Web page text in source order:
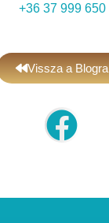
+36 37 999 650
Vissza a Blogra